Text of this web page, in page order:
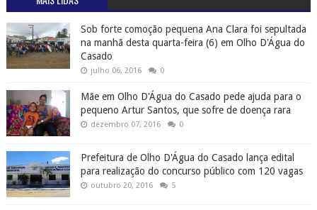
Sob forte comoção pequena Ana Clara foi sepultada
na manhã desta quarta-feira (6) em Olho D'Água do
Casado
julho 06, 2016 0
Mãe em Olho D'Água do Casado pede ajuda para o
pequeno Artur Santos, que sofre de doença rara
dezembro 07, 2016 0
Prefeitura de Olho D'Água do Casado lança edital
para realização do concurso público com 120 vagas
outubro 20, 2016 5